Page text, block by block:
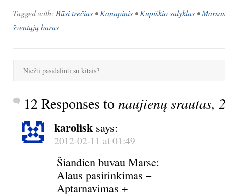
Tagged with: Būsi trečias •Kanapinis •Kupiškio salyklas •Marsas
šventųjų baras
Niežti pasidalinti su kitais?
12 Responses tonaujienų srautas,
karolisk says:
2012-02-11 at 01:49
Šiandien buvau Marse:
Alaus pasirinkimas –
Aptarnavimas +